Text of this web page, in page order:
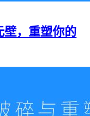
壁，重塑你的